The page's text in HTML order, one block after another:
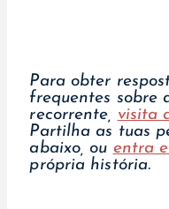
Para obter
frequentes sobre
recorrente, visita
Partilha as tuas
abaixo, ou entra
própria história.